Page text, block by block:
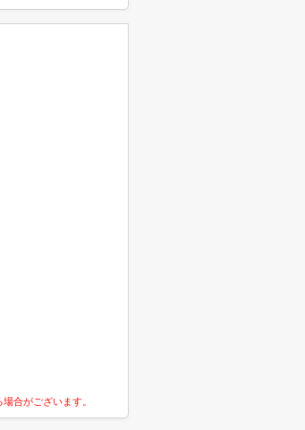
合がございます。